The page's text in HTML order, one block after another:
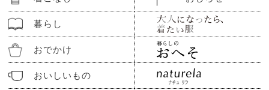
暮らし
おでかけ
おいしいもの